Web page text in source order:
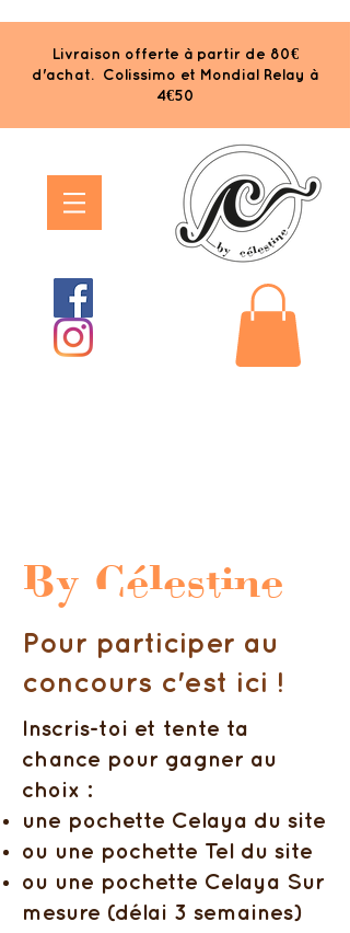
Livraison offerte à partir de 80€
d'achat. Colissimo et Mondial Relay à
4€50
By Célestine
Pour participer au
concours c'est ici !
Inscris-toi et tente ta
chance pour gagner au
choix :
une pochette Celaya du site
ou une pochette Tel du site
ou une pochette Celaya Sur
mesure (délai 3 semaines)